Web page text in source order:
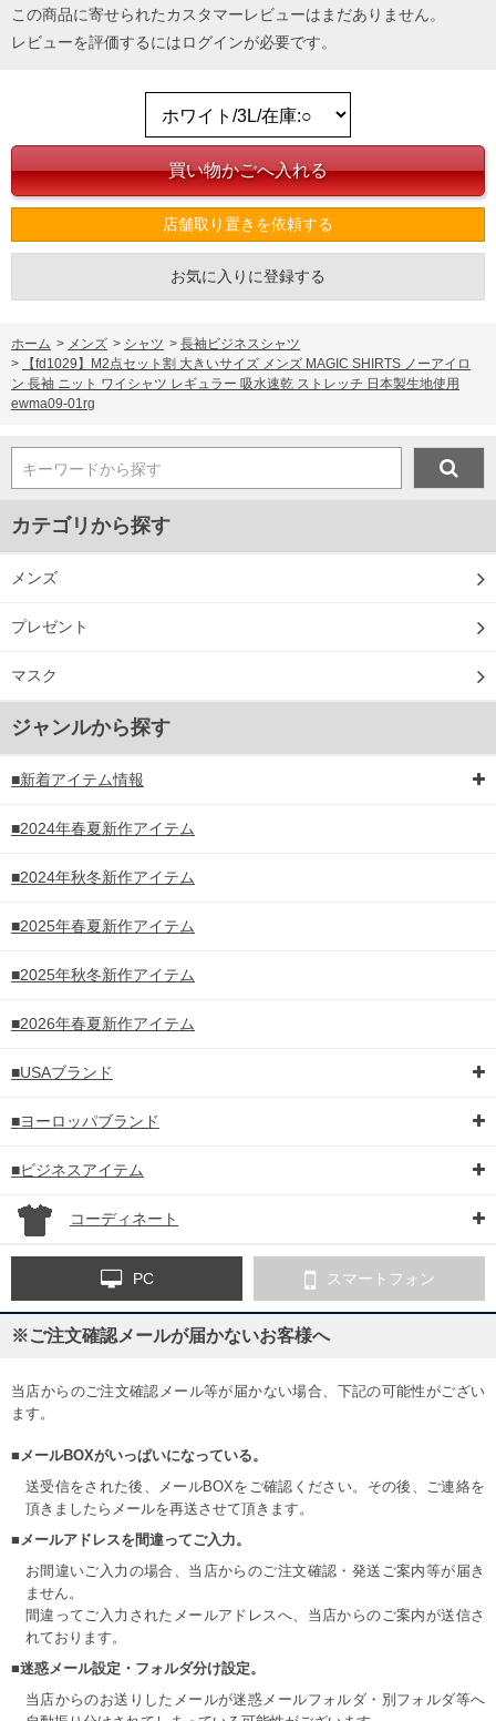
この商品に寄せられたカスタマーレビューはまだありません。
レビューを評価するにはログインが必要です。
店舗取り置きを依頼する
お気に入りに登録する
ホーム > メンズ > シャツ > 長袖ビジネスシャツ
>
【fd1029】M2点セット割 大きいサイズ メンズ MAGIC SHIRTS ノーアイロ
ン 長袖 ニット ワイシャツ レギュラー 吸水速乾 ストレッチ 日本製生地使用
ewma09-01rg
キーワードから探す
カテゴリから探す
メンズ
プレゼント
マスク
ジャンルから探す
■新着アイテム情報
■2024年春夏新作アイテム
■2024年秋冬新作アイテム
■2025年春夏新作アイテム
■2025年秋冬新作アイテム
■2026年春夏新作アイテム
■USAブランド
■ヨーロッパブランド
■ビジネスアイテム
コーディネート
PC スマートフォン
※ご注文確認メールが届かないお客様へ
当店からのご注文確認メール等が届かない場合、下記の可能性がござい
ます。
■メールBOXがいっぱいになっている。
送受信をされた後、メールBOXをご確認ください。その後、ご連絡を
頂きましたらメールを再送させて頂きます。
■メールアドレスを間違ってご入力。
お間違いご入力の場合、当店からのご注文確認・発送ご案内等が届き
ません。
間違ってご入力されたメールアドレスへ、当店からのご案内が送信さ
れております。
■迷惑メール設定・フォルダ分け設定。
当店からのお送りしたメールが迷惑メールフォルダ・別フォルダ等へ